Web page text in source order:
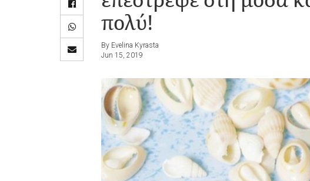
πολύ!
By Evelina Kyrasta
Jun 15, 2019